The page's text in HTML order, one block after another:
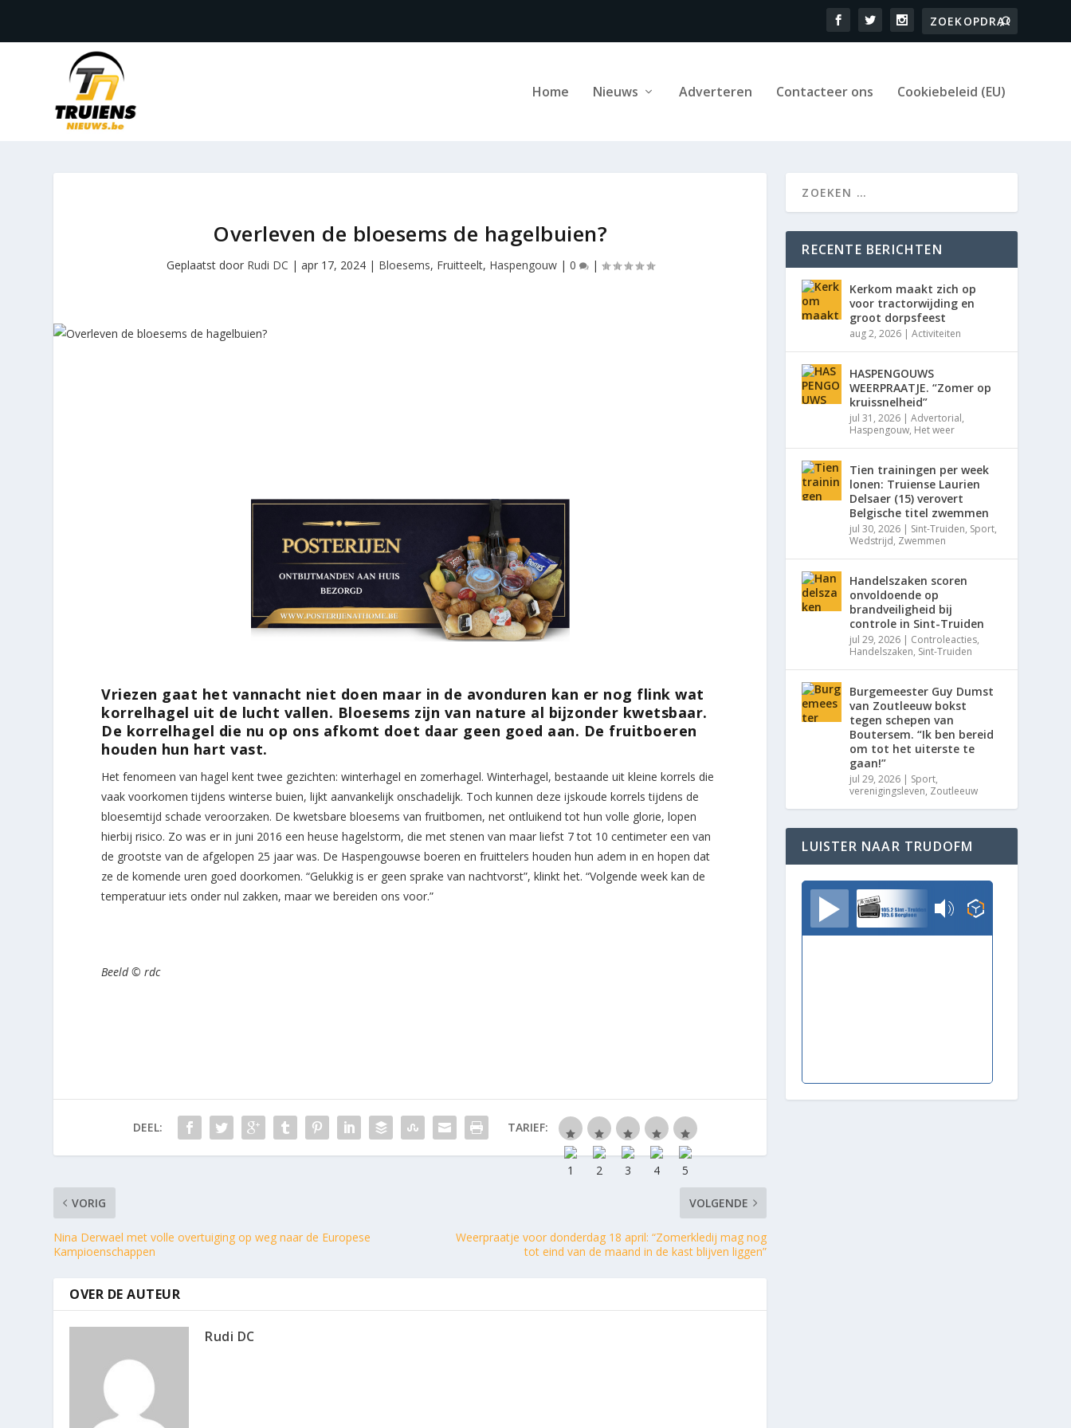
Home Nieuws Adverteren Contacteer ons Cookiebeleid (EU)
Overleven de bloesems de hagelbuien?
Geplaatst door Rudi DC | apr 17, 2024| Bloesems, Fruitteelt, Haspengouw| 0 |
Vriezen gaat het vannacht niet doen maar in de avonduren kan er nog flink wat
korrelhagel uit de lucht vallen. Bloesems zijn van nature al bijzonder kwetsbaar.
De korrelhagel die nu op ons afkomt doet daar geen goed aan. De fruitboeren
houden hun hart vast.
Het fenomeen van hagel kent twee gezichten: winterhagel en zomerhagel. Winterhagel, bestaande uit kleine korrels die
vaak voorkomen tijdens winterse buien, lijkt aanvankelijk onschadelijk. Toch kunnen deze ijskoude korrels tijdens de
bloesemtijd schade veroorzaken. De kwetsbare bloesems van fruitbomen, net ontluikend tot hun volle glorie, lopen
hierbij risico. Zo was er in juni 2016 een heuse hagelstorm, die met stenen van maar liefst 7 tot 10 centimeter een van
de grootste van de afgelopen 25 jaar was. De Haspengouwse boeren en fruittelers houden hun adem in en hopen dat
ze de komende uren goed doorkomen. “Gelukkig is er geen sprake van nachtvorst”, klinkt het. “Volgende week kan de
temperatuur iets onder nul zakken, maar we bereiden ons voor.”
Beeld © rdc
DEEL: TARIEF:
VORIG
Nina Derwael met volle overtuiging op weg naar de Europese
Kampioenschappen
VOLGENDE
Weerpraatje voor donderdag 18 april: “Zomerkledij mag nog
tot eind van de maand in de kast blijven liggen”
OVER DE AUTEUR
Rudi DC
RECENTE BERICHTEN
Kerkom maakt zich op
voor tractorwijding en
groot dorpsfeest
aug 2, 2026 |Activiteiten
HASPENGOUWS
WEERPRAATJE. “Zomer op
kruissnelheid”
jul 31, 2026 |Advertorial,
Haspengouw, Het weer
Tien trainingen per week
lonen: Truiense Laurien
Delsaer (15) verovert
Belgische titel zwemmen
jul 30, 2026 | Sint-Truiden, Sport,
Wedstrijd, Zwemmen
Handelszaken scoren
onvoldoende op
brandveiligheid bij
controle in Sint-Truiden
jul 29, 2026 | Controleacties,
Handelszaken, Sint-Truiden
Burgemeester Guy Dumst
van Zoutleeuw bokst
tegen schepen van
Boutersem. “Ik ben bereid
om tot het uiterste te
gaan!”
jul 29, 2026 | Sport,
verenigingsleven, Zoutleeuw
LUISTER NAAR TRUDOFM
TrudoFM